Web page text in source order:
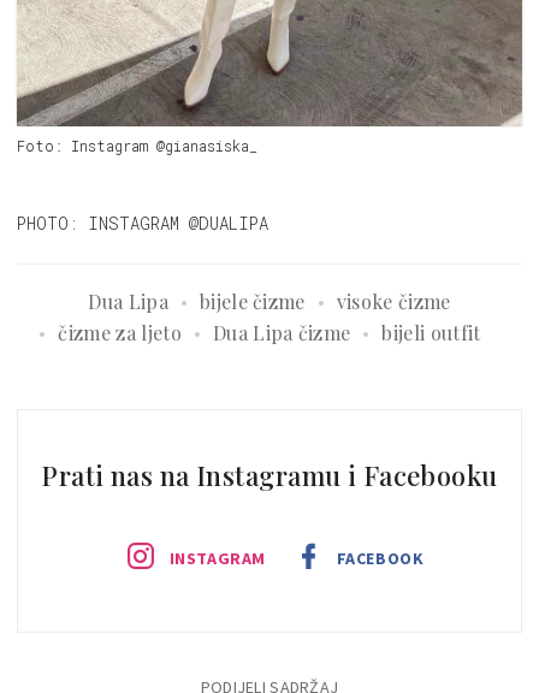
Foto: Instagram @gianasiska_
PHOTO: INSTAGRAM @DUALIPA
Dua Lipa bijele čizme
visoke čizme
čizme za ljeto
Dua Lipa čizme bijeli outfit
Prati nas na Instagramu i Facebooku
INSTAGRAM FACEBOOK
PODIJELI SADRŽAJ